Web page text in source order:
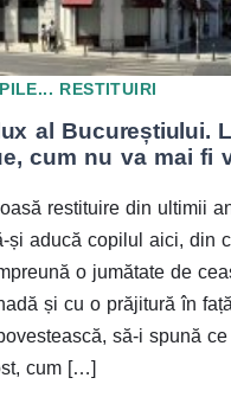
RESTITUIRI
al Bucureștiului.
cum nu va mai fi
restituire din ultimii
și aducă copilul aici, din
o jumătate de
și cu o prăjitură în
să-i spună
cum […]